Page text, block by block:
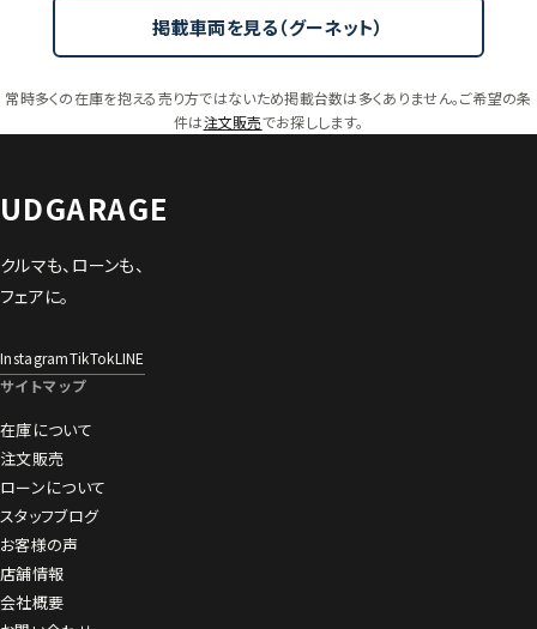
掲載車両を見る（グーネット）
常時多くの在庫を抱える売り方ではないため掲載台数は多くありません。ご希望の条
件は注文販売でお探しします。
UDGARAGE
クルマも、ローンも、
フェアに。
InstagramTikTokLINE
サイトマップ
在庫について
注文販売
ローンについて
スタッフブログ
お客様の声
店舗情報
会社概要